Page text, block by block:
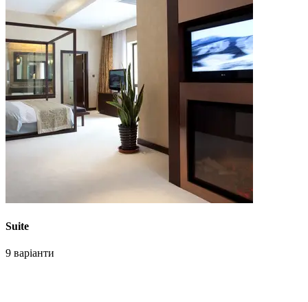
Suite
9 варіанти